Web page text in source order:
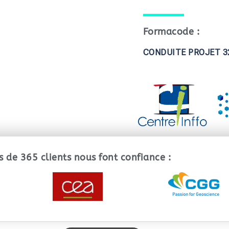
Formacode :
CONDUITE PROJET
de 365 clients nous font confiance :